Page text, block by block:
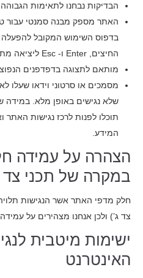
הבדיקות נבחנו לתאימות
האתר מספק מבנה סמנטי עבור
בדפוס השימוש המקובל
החיצים, Enter ו- Esc ליציאה מתפריטים וחלונות.
מותאם לתצוגה בדפדפנים
שלא נגישים באופן מלא. במידה
תוכלו לפנות לרכז נגישות האתר
המידע.
הצהרה על עמידה
במקרה של תכני צד
חלק מדפי האתר אשר הנגישות
צד ג’) ולכן אנחנו מצהירים על
ישימות מיטבית
האינטרנט